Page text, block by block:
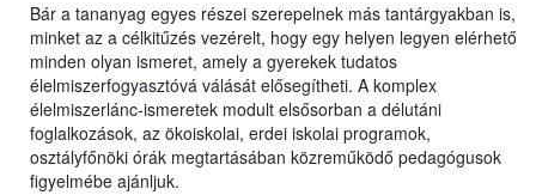
Bár a tananyag egyes részei szerepelnek más tantárgyakban is,
minket az a célkitűzés vezérelt, hogy egy helyen legyen elérhető
minden olyan ismeret, amely a gyerekek tudatos
élelmiszerfogyasztóvá válását elősegítheti. A komplex
élelmiszerlánc-ismeretek modult elsősorban a délutáni
foglalkozások, az ökoiskolai, erdei iskolai programok,
osztályfőnöki órák megtartásában közreműködő pedagógusok
figyelmébe ajánljuk.